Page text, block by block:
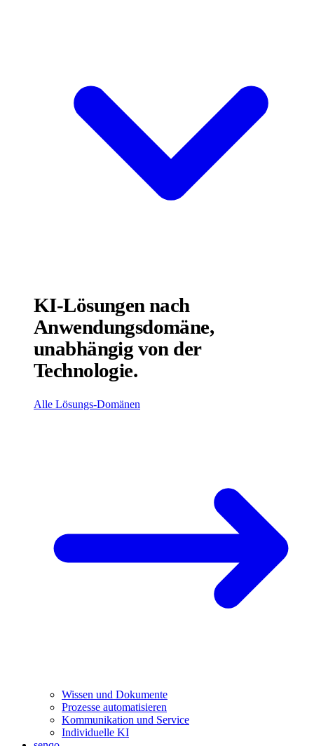
KI-Lösungen nach
Anwendungsdomäne,
unabhängig von der
Technologie.
Alle Lösungs-Domänen
Wissen und Dokumente
Prozesse automatisieren
Kommunikation und Service
Individuelle KI